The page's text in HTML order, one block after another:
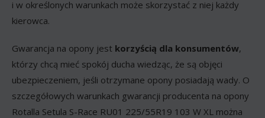
i w określonych warunkach może skorzystać z niej każdy
kierowca.
Gwarancja na opony jest korzyścią dla konsumentów,
którzy chcą mieć spokój ducha wiedząc, że są objęci
ubezpieczeniem, jeśli otrzymane opony posiadają wady. O
szczegółowych warunkach gwarancji producenta na opony
Rotalla Setula S-Race RU01 225/55R19 103 W XL można